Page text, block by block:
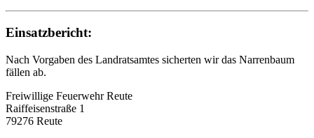
Einsatzbericht:
Nach Vorgaben des Landratsamtes sicherten wir das Narrenbaum
fällen ab.
Freiwillige Feuerwehr Reute
Raiffeisenstraße 1
79276 Reute